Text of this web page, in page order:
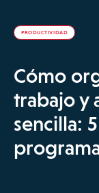
PRODUCTIVIDAD
Cómo
trabajo y
sencilla: